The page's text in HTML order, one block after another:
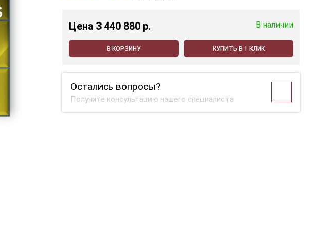
Цена 3 440 880 p. В наличии
В КОРЗИНУ КУПИТЬ В 1 КЛИК
Остались вопросы?
Получите консультацию нашего специалиста